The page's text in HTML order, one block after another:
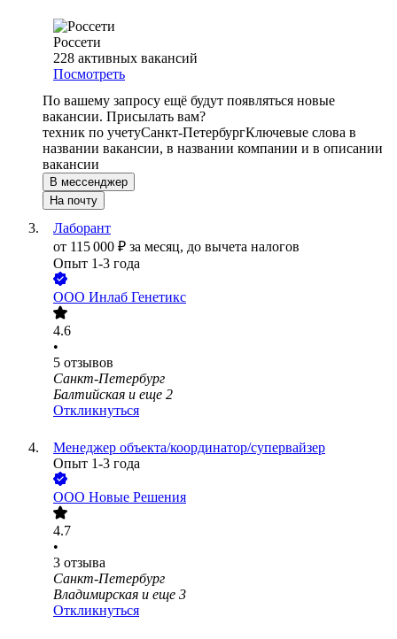
Россети
228 активных вакансий
Посмотреть
По вашему запросу ещё будут появляться новые
вакансии. Присылать вам?
техник по учетуСанкт-ПетербургКлючевые слова в
названии вакансии, в названии компании и в описании
вакансии
В мессенджер
На почту
Лаборант
от 115 000 ₽ за месяц, до вычета налогов
Опыт 1-3 года
ООО Инлаб Генетикс
4.6
•
5 отзывов
Санкт-Петербург
Балтийская и еще 2
Откликнуться
Менеджер объекта/координатор/супервайзер
Опыт 1-3 года
ООО Новые Решения
4.7
•
3 отзыва
Санкт-Петербург
Владимирская и еще 3
Откликнуться